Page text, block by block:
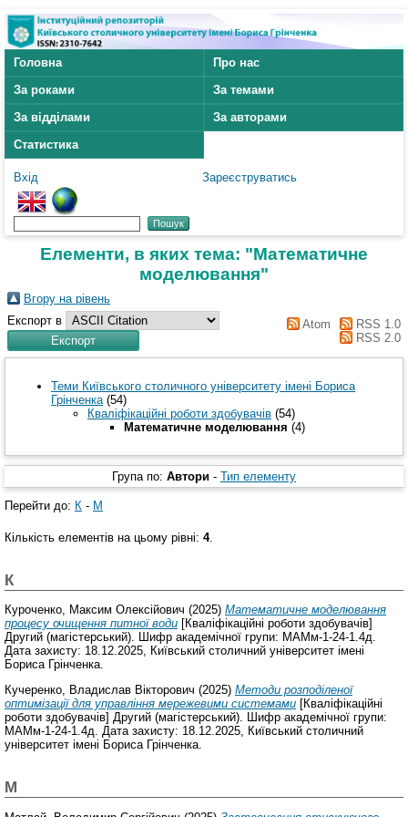
Головна
Про нас
За роками
За темами
За відділами
За авторами
Статистика
Вхід Зареєструватись
Елементи, в яких тема: "Математичне
моделювання"
Вгору на рівень
Експорт в
Atom
RSS 1.0
RSS 2.0
Теми Київського столичного університету імені Бориса
Грінченка (54)
Кваліфікаційні роботи здобувачів (54)
Математичне моделювання (4)
Група по: Автори - Тип елементу
Перейти до: К - М
Кількість елементів на цьому рівні: 4.
К
Куроченко, Максим Олексійович (2025) Математичне моделювання
процесу очищення питної води [Кваліфікаційні роботи здобувачів]
Другий (магістерський). Шифр академічної групи: МАМм-1-24-1.4д.
Дата захисту: 18.12.2025, Київський столичний університет імені
Бориса Грінченка.
Кучеренко, Владислав Вікторович (2025) Методи розподіленої
оптимізації для управління мережевими системами [Кваліфікаційні
роботи здобувачів] Другий (магістерський). Шифр академічної групи:
МАМм-1-24-1.4д. Дата захисту: 18.12.2025, Київський столичний
університет імені Бориса Грінченка.
М